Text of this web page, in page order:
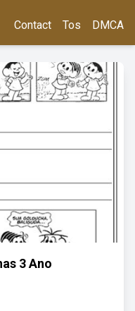
Contact Tos DMCA
3 Ano